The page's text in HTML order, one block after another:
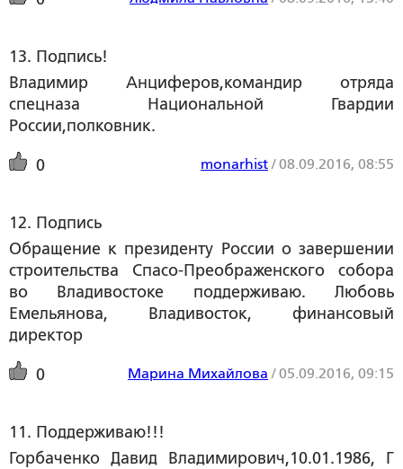
13. Подпись!
Владимир Анциферов,командир отряда
спецназа Национальной Гвардии
России,полковник.
0 monarhist /08.09.2016, 08:55
12. Подпись
Обращение к президенту России о завершении
строительства Спасо-Преображенского собора
во Владивостоке поддерживаю. Любовь
Емельянова, Владивосток, финансовый
директор
0 Марина Михайлова /05.09.2016, 09:15
11. Поддерживаю!!!
Горбаченко Давид Владимирович,10.01.1986, Г